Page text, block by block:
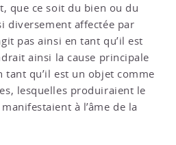
que ce soit du bien ou du
diversement affectée par
pas ainsi en tant qu’il est
ainsi la cause principale
tant qu’il est un objet comme
lesquelles produiraient le
à l’âme de la